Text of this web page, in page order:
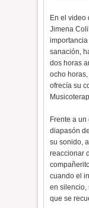
En el video
Jimena
sanación,
dos horas
ocho
ofrecía su
Frente a
diapasón
su sonido,
reaccionar
cuando el
en silencio,
que se